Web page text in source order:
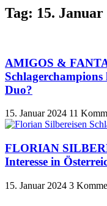
Tag: 15. Januar
AMIGOS &
Duo?
15. Januar 2024 11
FLORIAN
Interesse in
15. Januar 2024 3